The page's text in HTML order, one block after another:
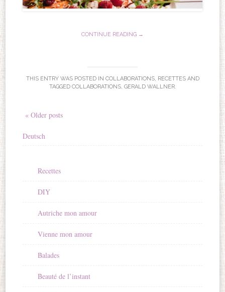
CONTINUE READING →
THIS ENTRY WAS POSTED IN COLLABORATIONS, RECETTESAND
TAGGED COLLABORATIONS, GERALD WALLNER.
« Older posts
Deutsch
Recettes
DIY
Autriche mon amour
Vienne mon amour
Balades
Beauté de l’instant